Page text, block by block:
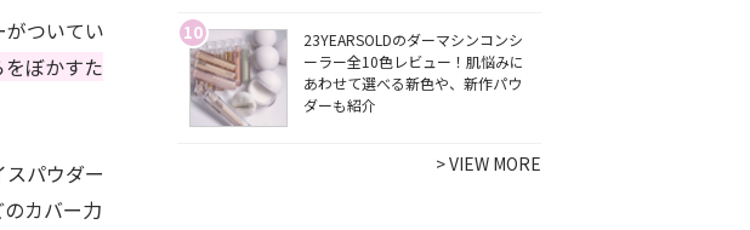
ついてい
ぼかすた
パウダー
カバー力
10
23YEARSOLDのダーマシンコンシ
ーラー全10色レビュー！肌悩みに
あわせて選べる新色や、新作パウ
ダーも紹介
>VIEW MORE